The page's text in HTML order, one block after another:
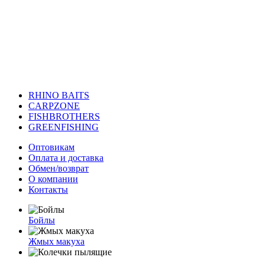
RHINO BAITS
CARPZONE
FISHBROTHERS
GREENFISHING
Оптовикам
Оплата и доставка
Обмен/возврат
О компании
Контакты
Бойлы
Жмых макуха